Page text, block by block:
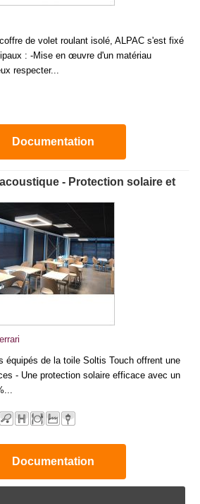
de volet roulant isolé, ALPAC s'est fixé
: -Mise en œuvre d'un matériau
respecter...
Documentation
- Protection solaire et
équipés de la toile Soltis Touch offrent une
- Une protection solaire efficace avec un
Documentation